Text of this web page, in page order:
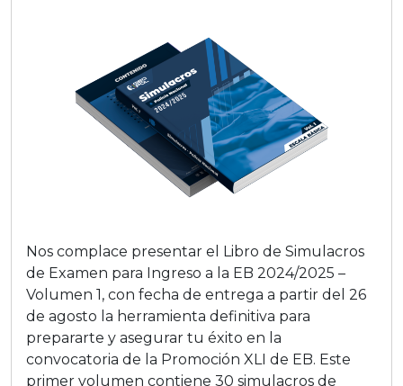
Nos complace presentar el Libro de Simulacros
de Examen para Ingreso a la EB 2024/2025 –
Volumen 1, con fecha de entrega a partir del 26
de agosto la herramienta definitiva para
prepararte y asegurar tu éxito en la
convocatoria de la Promoción XLI de EB. Este
primer volumen contiene 30 simulacros de